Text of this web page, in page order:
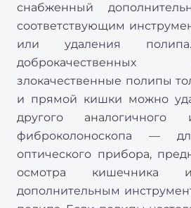
снабженный
соответствующим
или удаления
злокачественные полипы
и прямой кишки можно
другого аналогичного
фиброколоноскопа —
оптического прибора,
осмотра кишечника
дополнительным